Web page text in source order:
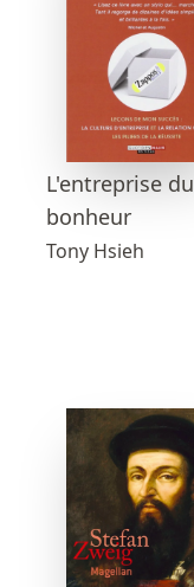
L'entreprise du
bonheur
Tony Hsieh